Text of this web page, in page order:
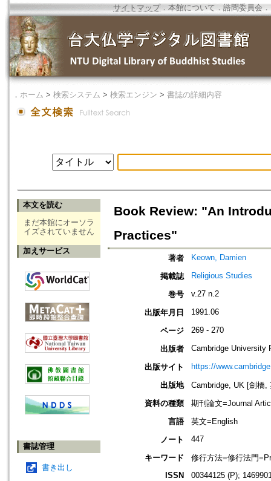
サイトマップ．本館について ． 諮問委員会 ．
． ホーム > 検索システム > 検索エンジン > 書誌の詳細内容
本文を読む
まだ本館にオーソラ
イズされていません
加えサービス
書誌管理
書き出し
Book Review: "An
Practices"
著者 Keown, Damien
掲載誌 Religious Studies
巻号 v.27 n.2
出版年月日 1991.06
ページ 269 - 270
出版者 Cambridge University
出版サイト https://
出版地
Cambridge, UK [劍橋,
資料の種類
期刊論文=Journal
言語
英文=English
ノート
447
キーワード
修行方法=修行法門
ISSN
00344125 (P);